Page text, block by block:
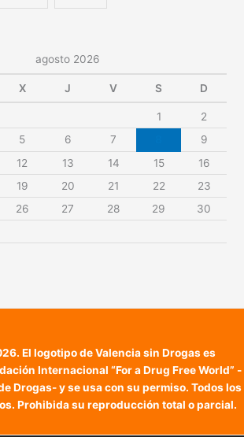
agosto 2026
X J V S D
1
2
5 6 7
9
12 13 14 15
16
19 20 21 22
23
26 27 28 29
30
El logotipo de Valencia sin Drogas es
Internacional “For a Drug Free World” -
Drogas- y se usa con su permiso. Todos los
Prohibida su reproducción total o parcial.